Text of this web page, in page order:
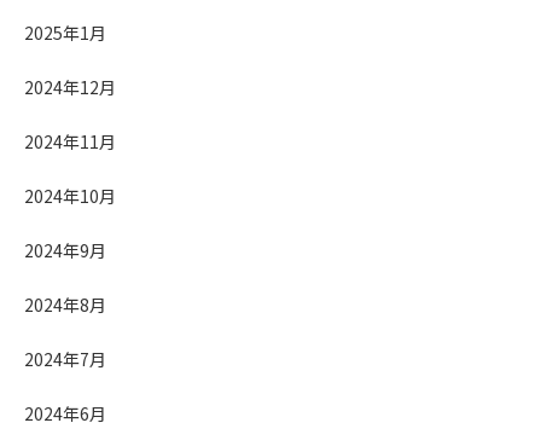
2025年1月
2024年12月
2024年11月
2024年10月
2024年9月
2024年8月
2024年7月
2024年6月